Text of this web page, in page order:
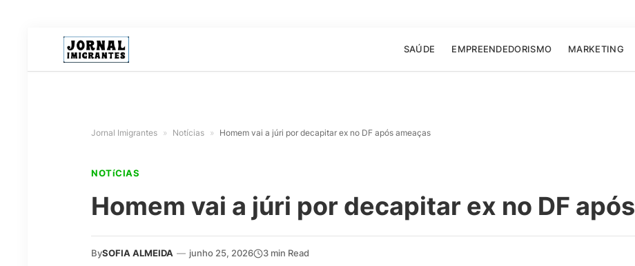
SAÚDE EMPREENDEDORISMO MARKETING
Jornal Imigrantes » Notícias » Homem vai a júri por decapitar ex no DF após ameaças
NOTíCIAS
Homem vai a júri por decapitar ex no DF
BySOFIA ALMEIDA — junho 25, 2026 3 min Read